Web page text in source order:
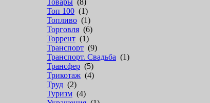
Товары (8)
Топ 100 (1)
Топливо (1)
Торговля (6)
Торрент (1)
Транспорт (9)
Транспорт. Свадьба (1)
Трансфер (5)
Трикотаж (4)
Труд (2)
Туризм (4)